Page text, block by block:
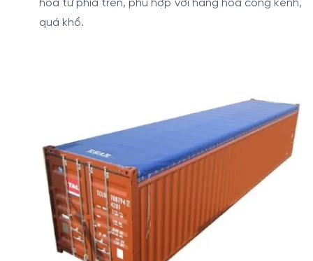
hóa từ phía trên, phù hợp với hàng hóa cồng kềnh,
quá khổ.